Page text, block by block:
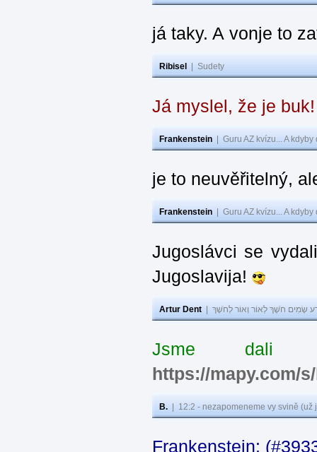
já taky. A vonje to
Ribisel Sudety
Já myslel, že je
Frankenstein Guru AZ kvízu... A
je to neuvěřitelný,
Frankenstein Guru AZ kvízu... A
Jugoslávci se
Jugoslavija!
Artur Dent שָׂמִים חֹשֶׁךְ לְאוֹר וְאוֹר לְחֹשֶׁךְ
Jsme dali
https://mapy.com/
B. 12:2 - nezapomeneme vy svině
Frankenstein: